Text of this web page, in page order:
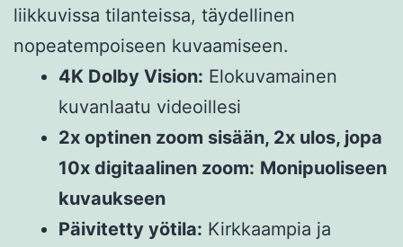
liikkuvissa tilanteissa, täydellinen
nopeatempoiseen kuvaamiseen.
4K Dolby Vision: Elokuvamainen
kuvanlaatu videoillesi
2x optinen zoom sisään, 2x ulos, jopa
10x digitaalinen zoom: Monipuoliseen
kuvaukseen
Päivitetty yötila: Kirkkaampia ja